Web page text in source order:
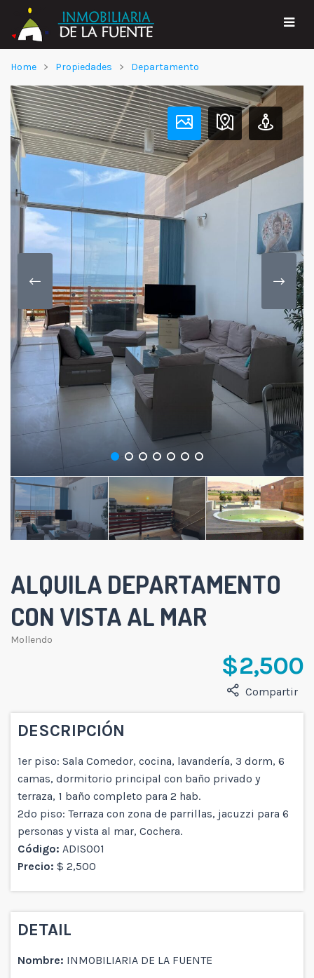
Home Propiedades Departamento
ALQUILA DEPARTAMENTO
CON VISTA AL MAR
Mollendo
$ 2,500
Compartir
DESCRIPCIÓN
1er piso: Sala Comedor, cocina, lavandería, 3 dorm, 6
camas, dormitorio principal con baño privado y
terraza, 1 baño completo para 2 hab.
2do piso: Terraza con zona de parrillas, jacuzzi para 6
personas y vista al mar, Cochera.
Código: ADIS001
Precio: $ 2,500
DETAIL
Nombre: INMOBILIARIA DE LA FUENTE